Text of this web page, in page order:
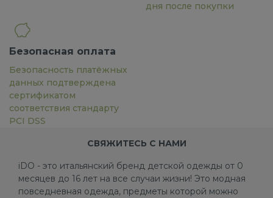
дня после покупки
Безопасная оплата
Безопасность платёжных
данных подтверждена
сертификатом
соответствия стандарту
PCI DSS
СВЯЖИТЕСЬ С НАМИ
iDO - это итальянский бренд детской одежды от 0
месяцев до 16 лет на все случаи жизни! Это модная
повседневная одежда, предметы которой можно